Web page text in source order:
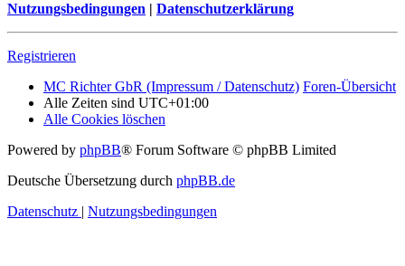
Nutzungsbedingungen | Datenschutzerklärung
Registrieren
MC Richter GbR (Impressum / Datenschutz) Foren-Übersicht
Alle Zeiten sind UTC+01:00
Alle Cookies löschen
Powered by phpBB® Forum Software © phpBB Limited
Deutsche Übersetzung durch phpBB.de
Datenschutz | Nutzungsbedingungen